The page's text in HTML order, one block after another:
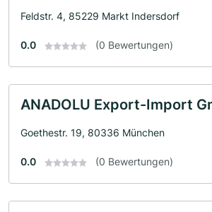
Feldstr. 4, 85229 Markt Indersdorf
0.0 (0 Bewertungen)
ANADOLU Export-Import
Goethestr. 19, 80336 München
0.0 (0 Bewertungen)